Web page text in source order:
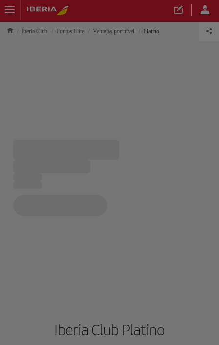
Iberia Club Puntos Elite Ventajas por nivel Platino
Iberia Club Platino